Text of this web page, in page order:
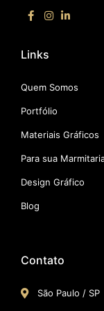
Links
Quem Somos
Portfólio
Materiais Gráficos
Para sua
Design Gráfico
Blog
Contato
São Paulo / SP​